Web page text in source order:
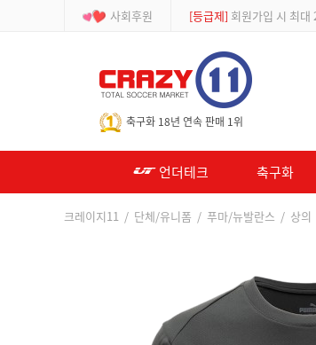
사회후원 [등급제] 회원가입 시 최대
축구화 18년 연속 판매 1위
언더테크 축구화
크레이지11 / 단체/유니폼 / 푸마/뉴발란스 / 상의